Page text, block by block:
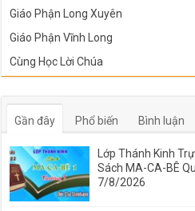
Giáo Phận Long Xuyên
Giáo Phận Vĩnh Long
Cùng Học Lời Chúa
Gần đây Phổ biến Bình luận
Lớp Thánh Kinh
Sách MA-CA-BÊ
7/8/2026